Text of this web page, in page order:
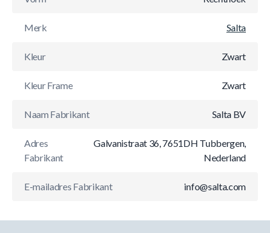
Merk Salta
Kleur Zwart
Kleur Frame Zwart
Naam Fabrikant Salta BV
Adres
Fabrikant
Galvanistraat 36, 7651DH Tubbergen,
Nederland
E-mailadres Fabrikant info@salta.com